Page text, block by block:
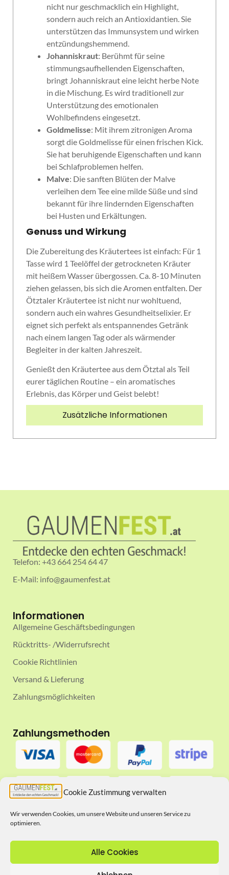
Cookie Zustimmung verwalten
Wir verwenden Cookies, um unsere Website und unseren Service zu
optimieren.
Alle Cookies
Zusätzliche Informationen
nicht nur geschmacklich ein Highlight,
sondern auch reich an Antioxidantien. Sie
unterstützen das Immunsystem und wirken
entzündungshemmend.
Johanniskraut: Berühmt für seine
stimmungsaufhellenden Eigenschaften,
bringt Johanniskraut eine leicht herbe Note
in die Mischung. Es wird traditionell zur
Unterstützung des emotionalen
Wohlbefindens eingesetzt.
Goldmelisse: Mit ihrem zitronigen Aroma
sorgt die Goldmelisse für einen frischen Kick.
Sie hat beruhigende Eigenschaften und kann
bei Schlafproblemen helfen.
Malve: Die sanften Blüten der Malve
verleihen dem Tee eine milde Süße und sind
bekannt für ihre lindernden Eigenschaften
bei Husten und Erkältungen.
Genuss und Wirkung
Die Zubereitung des Kräutertees ist einfach: Für 1
Tasse wird 1 Teelöffel der getrockneten Kräuter
mit heißem Wasser übergossen. Ca. 8-10 Minuten
ziehen gelassen, bis sich die Aromen entfalten. Der
Ötztaler Kräutertee ist nicht nur wohltuend,
sondern auch ein wahres Gesundheitselixier. Er
eignet sich perfekt als entspannendes Getränk
nach einem langen Tag oder als wärmender
Begleiter in der kalten Jahreszeit.
Genießt den Kräutertee aus dem Ötztal als Teil
eurer täglichen Routine – ein aromatisches
Erlebnis, das Körper und Geist belebt!
Telefon: +43 664 254 64 47
E-Mail: info@gaumenfest.at
Informationen
Allgemeine Geschäftsbedingungen
Rücktritts- /Widerrufsrecht
Cookie Richtlinien
Versand & Lieferung
Zahlungsmöglichkeiten
Zahlungsmethoden
Folgt uns auf